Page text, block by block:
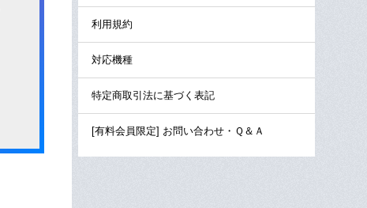
利用規約
対応機種
特定商取引法に基づく表記
[有料会員限定] お問い合わせ・Ｑ＆Ａ